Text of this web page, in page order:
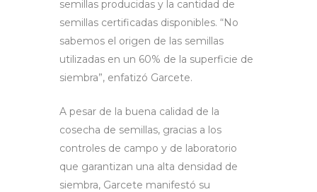
semillas producidas y la cantidad de
semillas certificadas disponibles. “No
sabemos el origen de las semillas
utilizadas en un 60% de la superficie de
siembra”, enfatizó Garcete.
A pesar de la buena calidad de la
cosecha de semillas, gracias a los
controles de campo y de laboratorio
que garantizan una alta densidad de
siembra, Garcete manifestó su